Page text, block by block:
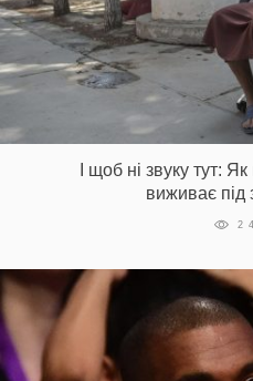
І щоб ні звуку тут:
виживає під
2